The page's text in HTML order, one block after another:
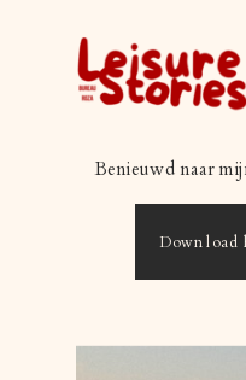
Benieuwd naar
Download